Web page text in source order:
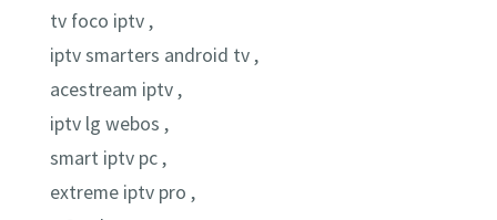
tv foco iptv ,
iptv smarters android tv ,
acestream iptv ,
iptv lg webos ,
smart iptv pc ,
extreme iptv pro ,